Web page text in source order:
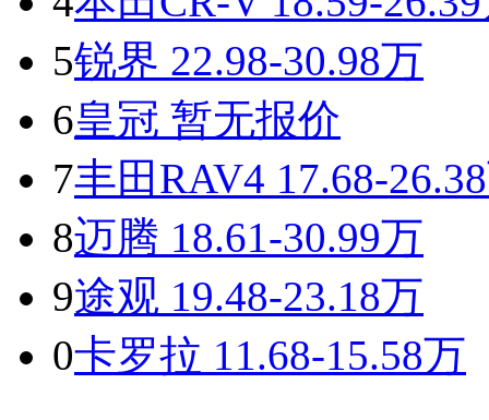
5锐界 22.98-30.98万
6皇冠 暂无报价
7丰田RAV4 17.68-
8迈腾 18.61-30.99万
9途观 19.48-23.18万
0卡罗拉 11.68-15.58万